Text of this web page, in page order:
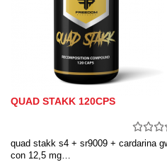
QUAD STAKK 120CPS
quad stakk s4 + sr9009 + cardarina
con 12,5 mg…